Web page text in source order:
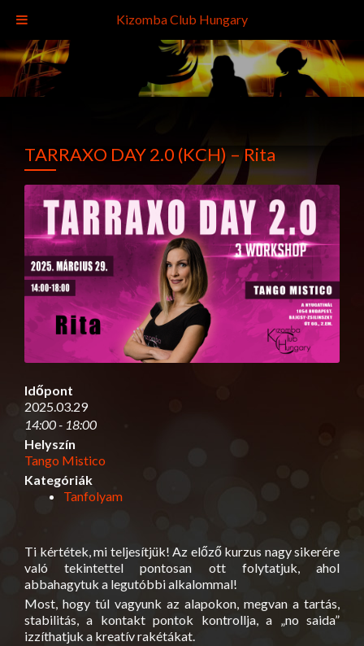
TARRAXO DAY 2.0 (KCH) – Rita
Időpont
2025.03.29
14:00 - 18:00
Helyszín
Tango Mistico
Kategóriák
Tanfolyam
Ti kértétek, mi teljesítjük! Az előző kurzus nagy sikerére
való tekintettel pontosan ott folytatjuk, ahol
abbahagytuk a legutóbbi alkalommal!
Most, hogy túl vagyunk az alapokon, megvan a tartás,
stabilitás, a kontakt pontok kontrollja, a „no saida”
izzíthatjuk a kreatív rakétákat.
Kizomba Club Hungary